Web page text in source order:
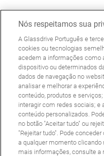
Nós respeitamos sua
A Glassdrive Português e
cookies ou tecnologias
acedem a informações como
dispositivo ou determinados
dados de navegação no
analisar e melhorar a
conteúdo, produtos e
interagir com redes sociais; e
conteúdo personalizados.
no botão "Aceitar tudo" ou
"Rejeitar tudo". Pode
a qualquer momento clicando
mais informações, consulte a